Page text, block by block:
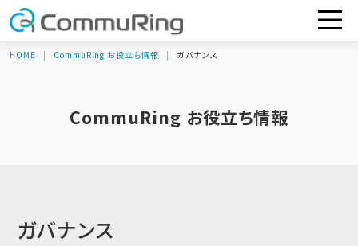
HOME CommuRing お役立ち情報 ガバナンス
CommuRing お役立ち情報
ガバナンス